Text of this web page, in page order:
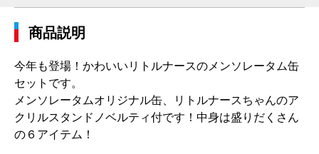
商品説明
今年も登場！かわいいリトルナースのメンソレータム缶
セットです。
メンソレータムオリジナル缶、リトルナースちゃんのア
クリルスタンドノベルティ付です！中身は盛りだくさん
の６アイテム！